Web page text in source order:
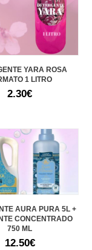
YARA ROSA
1 LITRO
2.30€
AURA PURA 5L +
CONCENTRADO
750 ML
12.50€